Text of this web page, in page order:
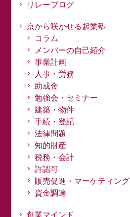
リレーブログ
京から咲かせる起業塾
コラム
メンバーの自己紹介
事業計画
人事・労務
助成金
勉強会・セミナー
建築・物件
手続・登記
法律問題
知的財産
税務・会計
許認可
販売促進・マーケティング
資金調達
創業マインド